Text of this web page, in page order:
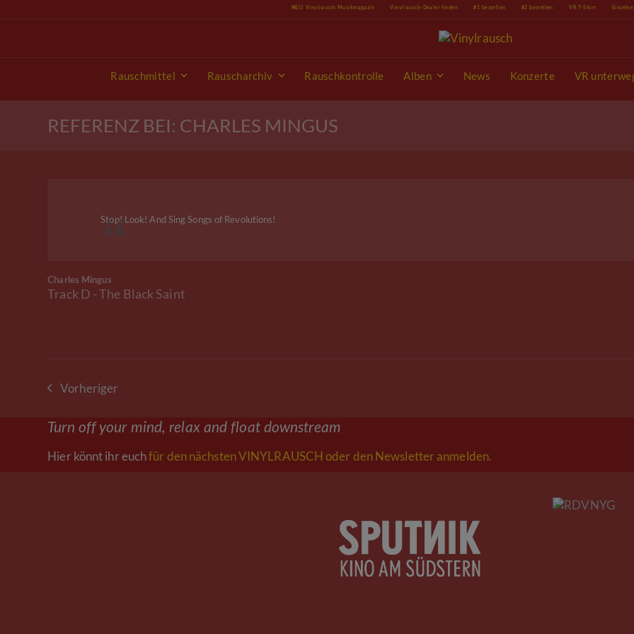
NEU: Vinylrausch Musikmagazin Vinylrausch-Dealer finden #1 bestellen #2 bestellen VR T-Shirt
Rauschmittel Rauscharchiv Rauschkontrolle Alben News Konzerte VR
REFERENZ BEI: CHARLES MINGUS
Stop! Look! And Sing Songs of Revolutions!
Charles Mingus
Track D - The Black Saint
vorheriger
Vorheriger
Turn off your mind, relax and float downstream
Hier könnt ihr euchfür den nächsten VINYLRAUSCH oder den Newsletter anmelden.